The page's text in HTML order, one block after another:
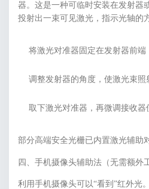
器。这是一种可临时安装在发射器
投射出一束可见激光，指示光轴的
将激光对准器固定在发射器前端
调整发射器的角度，使激光束照
取下激光对准器，再微调接收器
部分高端安全光栅已内置激光辅助
四、手机摄像头辅助法（无需额外
利用手机摄像头可以“看到”红外光